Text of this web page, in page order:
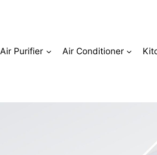
Air Purifier Air Conditioner